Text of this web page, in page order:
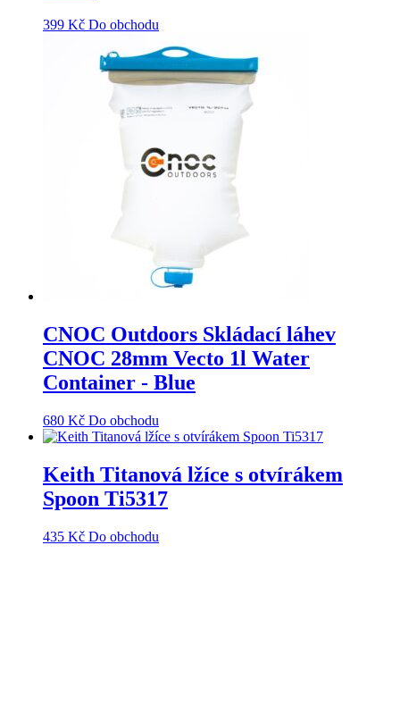
399 Kč Do obchodu
CNOC Outdoors Skládací láhev
CNOC 28mm Vecto 1l Water
Container - Blue
680 Kč Do obchodu
Keith Titanová lžíce s otvírákem
Spoon Ti5317
435 Kč Do obchodu